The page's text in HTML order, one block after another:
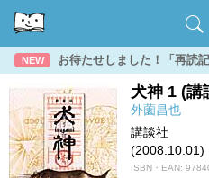
NEW お待たせしました！「再読
犬神 1 (講
外薗昌也
講談社
(2008.10.01)
ISBN・EAN: